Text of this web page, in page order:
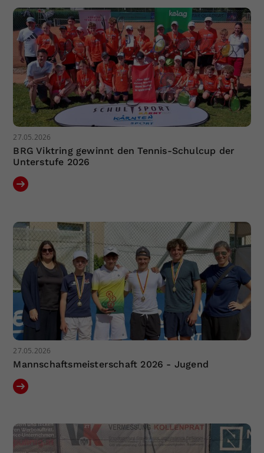
27.05.2026
BRG Viktring gewinnt den Tennis-Schulcup der
Unterstufe 2026
27.05.2026
Mannschaftsmeisterschaft 2026 - Jugend